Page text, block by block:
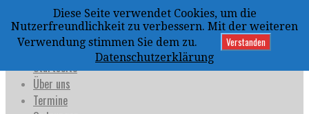
Inhalt
springen
uijja
Deutschland e.V.
Startseite
Über uns
Termine
Diese Seite verwendet Cookies, um die
Nutzerfreundlichkeit zu verbessern. Mit der weiteren
Verwendung stimmen Sie dem zu.
Verstanden
Datenschutzerklärung